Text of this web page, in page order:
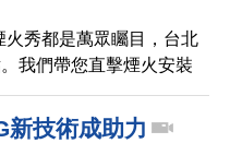
秀都是萬眾矚目，台北
我們帶您直擊煙火安裝
新技術成助力